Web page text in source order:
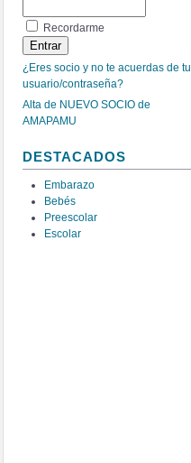
Recordarme
¿Eres socio y no te acuerdas de tu
usuario/contraseña?
Alta de NUEVO SOCIO de
AMAPAMU
DESTACADOS
Embarazo
Bebés
Preescolar
Escolar